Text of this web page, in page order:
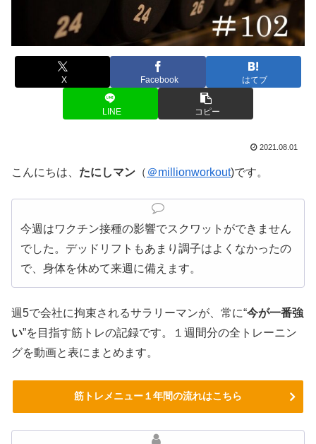
X Facebook はてブ
LINE コピー
2021.08.01
こんにちは、 たにしマン （ ＠millionworkout)です。
今週はワクチン接種の影響でスクワットができません
でした。デッドリフトもあまり調子はよくなかったの
で、身体を休めて来週に備えます。
週5で会社に拘束されるサラリーマンが、常に“今が一番強
い”を目指す筋トレの記録です。１週間分の全トレーニン
グを動画と表にまとめます。
筋トレメニュー１年間の流れはこちら